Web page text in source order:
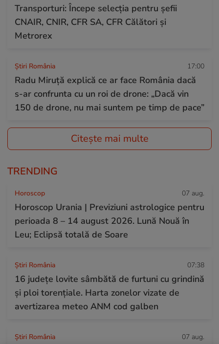
Transporturi: Începe selecția pentru șefii
CNAIR, CNIR, CFR SA, CFR Călători și
Metrorex
Știri România 17:00
Radu Miruță explică ce ar face România dacă
s-ar confrunta cu un roi de drone: „Dacă vin
150 de drone, nu mai suntem pe timp de pace”
Citește mai multe
TRENDING
Horoscop 07 aug.
Horoscop Urania | Previziuni astrologice pentru
perioada 8 – 14 august 2026. Lună Nouă în
Leu; Eclipsă totală de Soare
Știri România 07:38
16 județe lovite sâmbătă de furtuni cu grindină
și ploi torențiale. Harta zonelor vizate de
avertizarea meteo ANM cod galben
Știri România 07 aug.